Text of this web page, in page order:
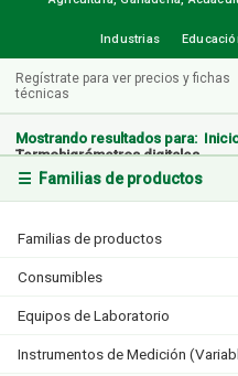
Industrias
Regístrate para ver precios y fichas
técnicas
☰ Familias de productos
Familias de productos
Consumibles
Equipos de Laboratorio
Instrumentos de Medición
Mostrando resultados para:
Termohigrómetros digitales
1 producto